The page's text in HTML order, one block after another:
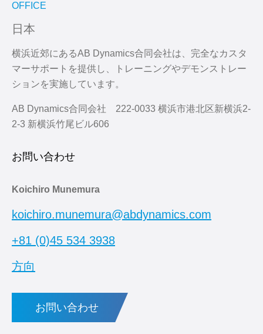
OFFICE
日本
横浜近郊にあるAB Dynamics合同会社は、完全なカスタ
マーサポートを提供し、トレーニングやデモンストレー
ションを実施しています。
AB Dynamics合同会社 222-0033 横浜市港北区新横浜2-
2-3 新横浜竹尾ビル606
お問い合わせ
Koichiro Munemura
koichiro.munemura@abdynamics.com
+81 (0)45 534 3938
方向
お問い合わせ